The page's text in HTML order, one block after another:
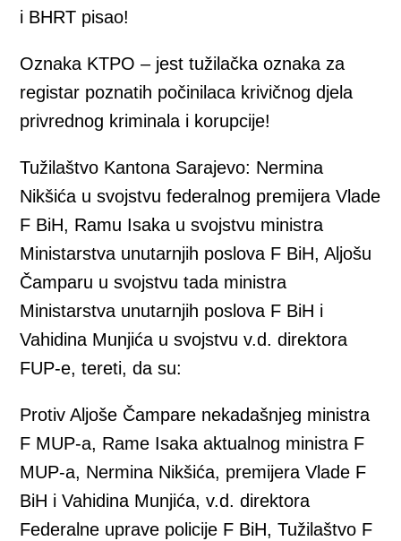
i BHRT pisao!
Oznaka KTPO – jest tužilačka oznaka za
registar poznatih počinilaca krivičnog djela
privrednog kriminala i korupcije!
Tužilaštvo Kantona Sarajevo: Nermina
Nikšića u svojstvu federalnog premijera Vlade
F BiH, Ramu Isaka u svojstvu ministra
Ministarstva unutarnjih poslova F BiH, Aljošu
Čamparu u svojstvu tada ministra
Ministarstva unutarnjih poslova F BiH i
Vahidina Munjića u svojstvu v.d. direktora
FUP-e, tereti, da su:
Protiv Aljoše Čampare nekadašnjeg ministra
F MUP-a, Rame Isaka aktualnog ministra F
MUP-a, Nermina Nikšića, premijera Vlade F
BiH i Vahidina Munjića, v.d. direktora
Federalne uprave policije F BiH, Tužilaštvo F